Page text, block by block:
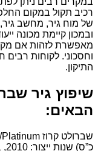
רכיב תקול במקום
ובמכון קיימת מכונה
מאפשרת לזהות אם
וחסכוני. לקוחות רבים
התיקון.
שיפוץ גיר
הבאים:
כ”ס) שנות ייצור: 2010, 2011, 2012, 2013, 2014, 2015, 2016